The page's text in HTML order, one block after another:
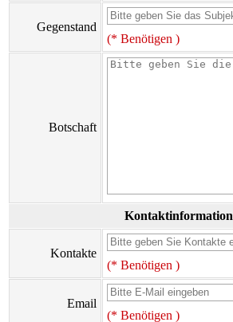
Gegenstand
(* Benötigen )
Botschaft
Kontaktinformation
Kontakte
(* Benötigen )
Email
(* Benötigen )